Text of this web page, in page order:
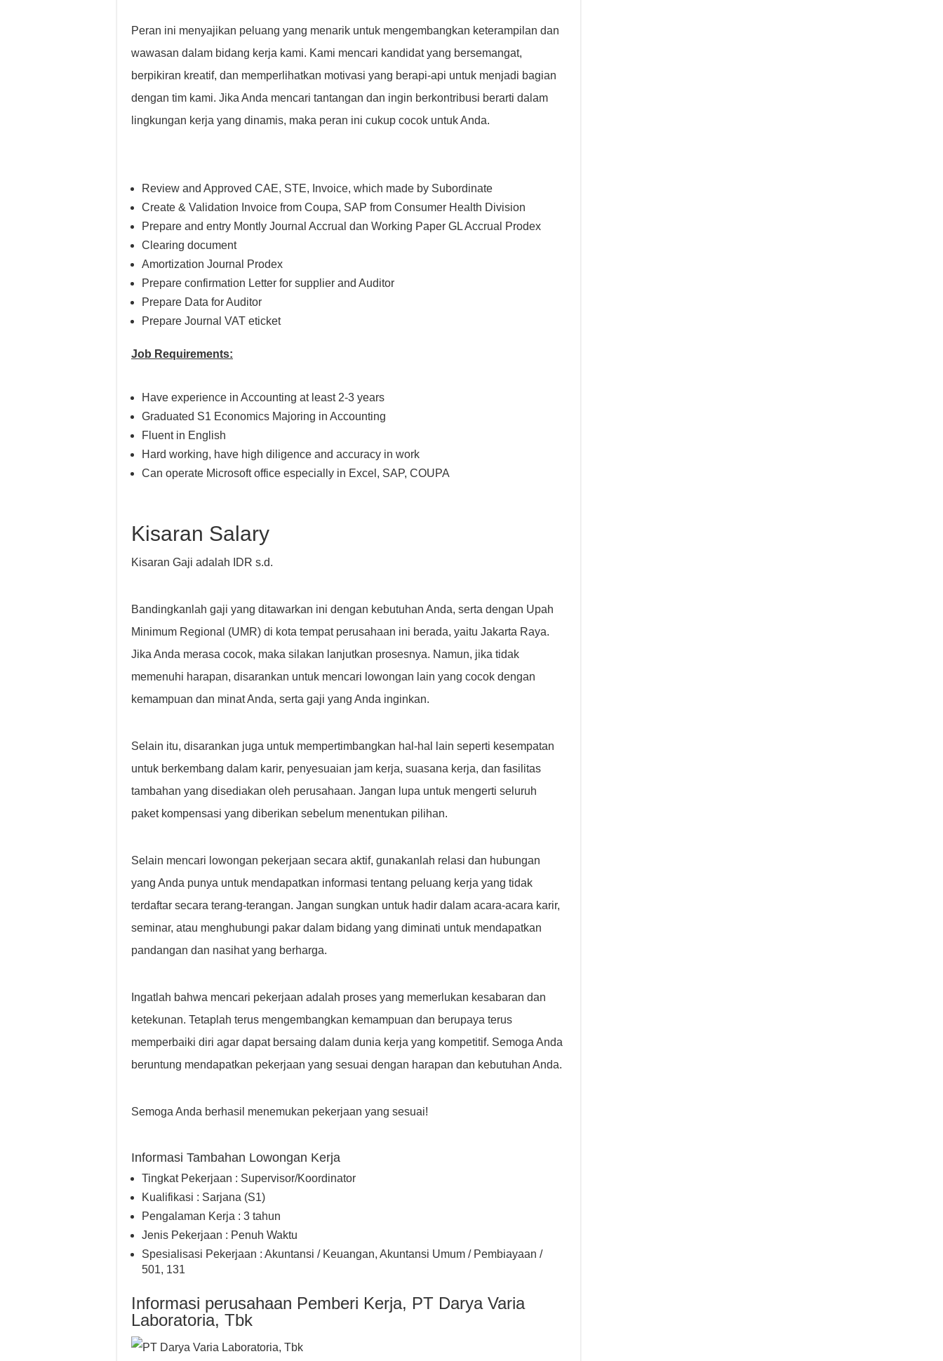
Peran ini menyajikan peluang yang menarik untuk mengembangkan keterampilan dan
wawasan dalam bidang kerja kami. Kami mencari kandidat yang bersemangat,
berpikiran kreatif, dan memperlihatkan motivasi yang berapi-api untuk menjadi bagian
dengan tim kami. Jika Anda mencari tantangan dan ingin berkontribusi berarti dalam
lingkungan kerja yang dinamis, maka peran ini cukup cocok untuk Anda.
Review and Approved CAE, STE, Invoice, which made by Subordinate
Create & Validation Invoice from Coupa, SAP from Consumer Health Division
Prepare and entry Montly Journal Accrual dan Working Paper GL Accrual Prodex
Clearing document
Amortization Journal Prodex
Prepare confirmation Letter for supplier and Auditor
Prepare Data for Auditor
Prepare Journal VAT eticket
Job Requirements:
Have experience in Accounting at least 2-3 years
Graduated S1 Economics Majoring in Accounting
Fluent in English
Hard working, have high diligence and accuracy in work
Can operate Microsoft office especially in Excel, SAP, COUPA
Kisaran Salary
Kisaran Gaji adalah IDR s.d.
Bandingkanlah gaji yang ditawarkan ini dengan kebutuhan Anda, serta dengan Upah
Minimum Regional (UMR) di kota tempat perusahaan ini berada, yaitu Jakarta Raya.
Jika Anda merasa cocok, maka silakan lanjutkan prosesnya. Namun, jika tidak
memenuhi harapan, disarankan untuk mencari lowongan lain yang cocok dengan
kemampuan dan minat Anda, serta gaji yang Anda inginkan.
Selain itu, disarankan juga untuk mempertimbangkan hal-hal lain seperti kesempatan
untuk berkembang dalam karir, penyesuaian jam kerja, suasana kerja, dan fasilitas
tambahan yang disediakan oleh perusahaan. Jangan lupa untuk mengerti seluruh
paket kompensasi yang diberikan sebelum menentukan pilihan.
Selain mencari lowongan pekerjaan secara aktif, gunakanlah relasi dan hubungan
yang Anda punya untuk mendapatkan informasi tentang peluang kerja yang tidak
terdaftar secara terang-terangan. Jangan sungkan untuk hadir dalam acara-acara karir,
seminar, atau menghubungi pakar dalam bidang yang diminati untuk mendapatkan
pandangan dan nasihat yang berharga.
Ingatlah bahwa mencari pekerjaan adalah proses yang memerlukan kesabaran dan
ketekunan. Tetaplah terus mengembangkan kemampuan dan berupaya terus
memperbaiki diri agar dapat bersaing dalam dunia kerja yang kompetitif. Semoga Anda
beruntung mendapatkan pekerjaan yang sesuai dengan harapan dan kebutuhan Anda.
Semoga Anda berhasil menemukan pekerjaan yang sesuai!
Informasi Tambahan Lowongan Kerja
Tingkat Pekerjaan : Supervisor/Koordinator
Kualifikasi : Sarjana (S1)
Pengalaman Kerja : 3 tahun
Jenis Pekerjaan : Penuh Waktu
Spesialisasi Pekerjaan : Akuntansi / Keuangan, Akuntansi Umum / Pembiayaan /
501, 131
Informasi perusahaan Pemberi Kerja, PT Darya Varia
Laboratoria, Tbk